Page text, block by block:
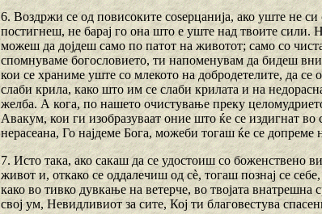
6. Воздржи се од повисоките соѕерцанија, ако уште не
постигнеш, не барај го она што е уште над твоите сили.
можеш да дојдеш само по патот на животот; само со
спомнуваме богословието, ти напоменувам да бидеш
кои се храниме уште со млекото на добродетелите, да
слаби крила, како што им се слаби крилата и на
желба. А кога, по нашето очистување преку
Авакум, кои ги изобразуваат оние што ќе се издигнат
нерасеана, Го најдеме Бога, можеби тогаш ќе се допреме
7. Исто така, ако сакаш да се удостоиш со боженствено
живот и, откако се оддалечиш од сѐ, тогаш познај се
како во тивко дувкање на ветерче, во твојата
свој ум, Невидливиот за сите, Кој ти благовестува